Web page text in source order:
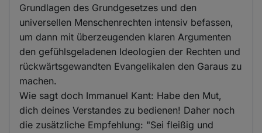
Grundlagen des Grundgesetzes und den
universellen Menschenrechten intensiv befassen,
um dann mit überzeugenden klaren Argumenten
den gefühlsgeladenen Ideologien der Rechten und
rückwärtsgewandten Evangelikalen den Garaus zu
machen.
Wie sagt doch Immanuel Kant: Habe den Mut,
dich deines Verstandes zu bedienen! Daher noch
die zusätzliche Empfehlung: "Sei fleißig und